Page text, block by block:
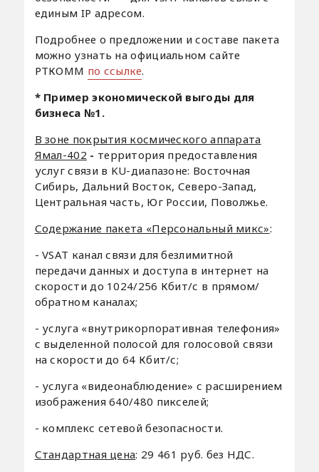
единым IP адресом.
Подробнее о предложении и составе пакета
можно узнать на официальном сайте
РТКОММ по ссылке.
* Пример экономической выгоды для
бизнеса №1.
В зоне покрытия космического аппарата
Ямал-402 - территория предоставления
услуг связи в KU-диапазоне: Восточная
Сибирь, Дальний Восток, Северо-Запад,
Центральная часть, Юг России, Поволжье.
Содержание пакета «Персональный микс»:
- VSAT канал связи для безлимитной
передачи данных и доступа в интернет на
скорости до 1024/256 Кбит/с в прямом/
обратном каналах;
- услуга «внутрикорпоративная телефония»
с выделенной полосой для голосовой связи
на скорости до 64 Кбит/с;
- услуга «видеонаблюдение» с расширением
изображения 640/480 пикселей;
- комплекс сетевой безопасности.
Стандартная цена: 29 461 руб. без НДС.